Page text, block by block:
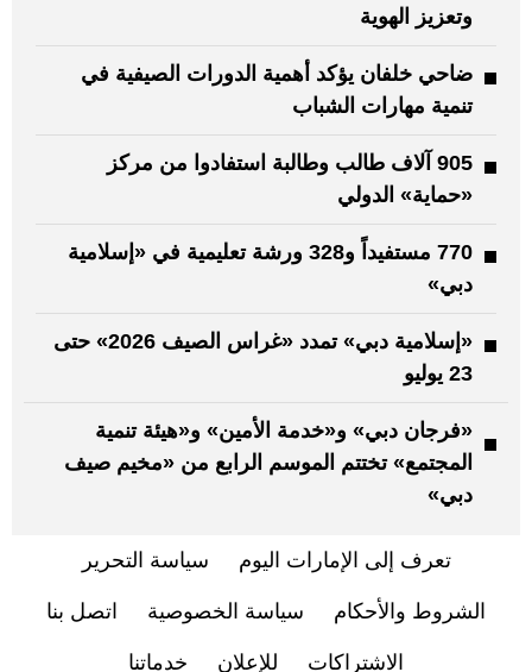
وتعزيز الهوية
ضاحي خلفان يؤكد أهمية الدورات الصيفية في
تنمية مهارات الشباب
905 آلاف طالب وطالبة استفادوا من مركز
«حماية» الدولي
770 مستفيداً و328 ورشة تعليمية في «إسلامية
دبي»
«إسلامية دبي» تمدد «غراس الصيف 2026» حتى
23 يوليو
«فرجان دبي» و«خدمة الأمين» و«هيئة تنمية
المجتمع» تختتم الموسم الرابع من «مخيم صيف
دبي»
تعرف إلى الإمارات اليوم سياسة التحرير
الشروط والأحكام سياسة الخصوصية اتصل بنا
الاشتراكات للإعلان خدماتنا